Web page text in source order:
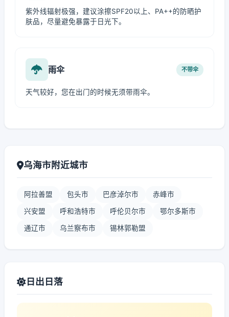
紫外线辐射极强，建议涂擦SPF20以上、PA++的防晒护
肤品，尽量避免暴露于日光下。
雨伞 不带伞
天气较好，您在出门的时候无须带雨伞。
乌海市附近城市
阿拉善盟 包头市 巴彦淖尔市 赤峰市
兴安盟 呼和浩特市 呼伦贝尔市 鄂尔多斯市
通辽市 乌兰察布市 锡林郭勒盟
日出日落